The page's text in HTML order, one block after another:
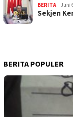
BERITA Juni
Sekjen
BERITA POPULER